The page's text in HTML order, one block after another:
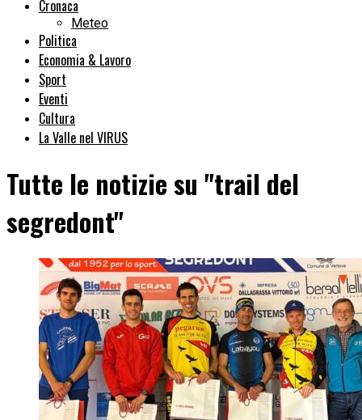
Cronaca
Meteo
Politica
Economia & Lavoro
Sport
Eventi
Cultura
La Valle nel VIRUS
Tutte le notizie su "trail del
segredont"